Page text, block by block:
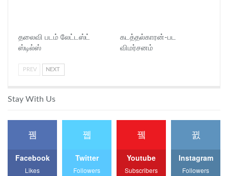
தலைவி பட‌ம் லேட்டஸ்ட்
ஸ்டில்ஸ்
கடத்தல்காரன்-பட
விமர்சனம்
PREV NEXT
Stay With Us
Facebook
Likes
Twitter
Followers
Youtube
Subscribers
Instagram
Followers